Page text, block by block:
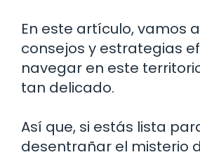
En este artículo, vamos
consejos y estrategias
navegar en este
tan delicado.
Así que, si estás lista
desentrañar el misterio